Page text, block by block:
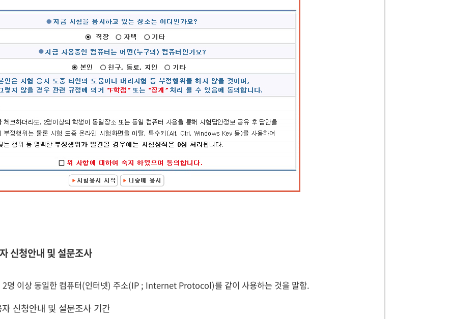
신청안내 및 설문조사
2명 이상 동일한 컴퓨터(인터넷) 주소(IP ; Internet Protocol)를 같이 사용하는 것을 말함.
신청안내 및 설문조사 기간